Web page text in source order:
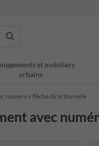
et mobiliers
urbains
numéro + flèche directionnelle
avec